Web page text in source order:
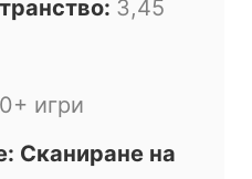
3,45
игри
Сканиране на